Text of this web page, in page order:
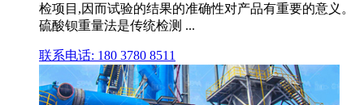
检项目,因而试验的结果的准确性对产品有重要的意义。
硫酸钡重量法是传统检测 ...
联系电话: 180 3780 8511